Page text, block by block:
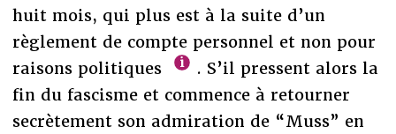
huit mois, qui plus est à la suite d’un
règlement de compte personnel et non pour
raisons politiques
. S’il pressent alors la
fin du fascisme et commence à retourner
secrètement son admiration de “Muss” en